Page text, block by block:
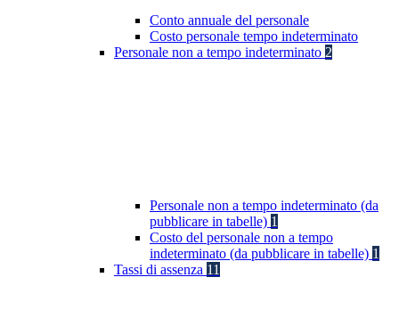
Conto annuale del personale
Costo personale tempo indeterminato
Personale non a tempo indeterminato 2
Personale non a tempo indeterminato (da
pubblicare in tabelle) 1
Costo del personale non a tempo
indeterminato (da pubblicare in tabelle) 1
Tassi di assenza 11